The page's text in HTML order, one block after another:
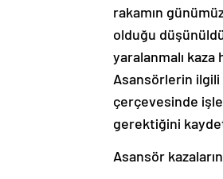
rakamın
olduğu
yaralanmalı kaza
Asansörlerin ilgili
çerçevesinde
gerektiğini
Asansör